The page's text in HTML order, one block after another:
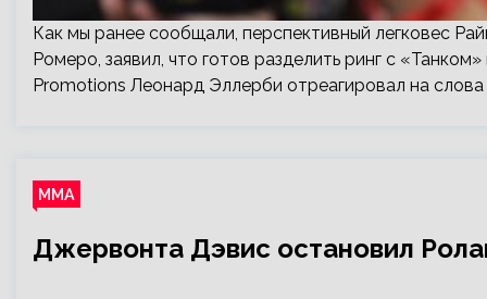
Как мы ранее сообщали, перспективный легковес
Ромеро, заявил, что готов разделить ринг с
Promotions Леонард Эллерби отреагировал на
ММА
Джервонта Дэвис остановил